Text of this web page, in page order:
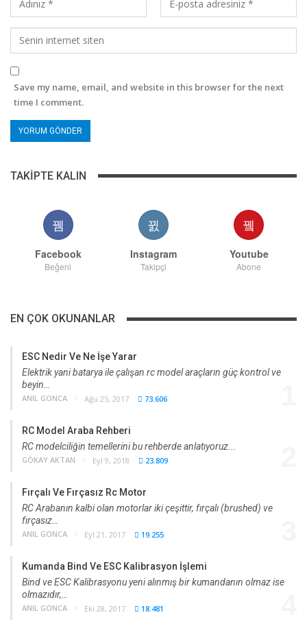
Save my name, email, and website in this browser for the next
time I comment.
TAKIPTE KALIN
Facebook
Beğeni
Instagram
Takipçi
Youtube
Abone
EN ÇOK OKUNANLAR
ESC Nedir Ve Ne İşe Yarar
Elektrik yani batarya ile çalışan rc model araçların güç kontrol ve
beyin…
ANIL GONCA Ağu 25, 2017 73.606
RC Model Araba Rehberi
RC modelciliğin temellerini bu rehberde anlatıyoruz...
GÖKAY AKTAN Eyl 9, 2018 23.809
Fırçalı Ve Fırçasız Rc Motor
RC Arabanın kalbi olan motorlar iki çeşittir, fırçalı (brushed) ve
fırçasız…
ANIL GONCA Eyl 21, 2017 19.255
Kumanda Bind Ve ESC Kalibrasyon İşlemi
Bind ve ESC Kalibrasyonu yeni alınmış bir kumandanın olmaz ise
olmazıdır,…
ANIL GONCA Eki 28, 2017 18.481